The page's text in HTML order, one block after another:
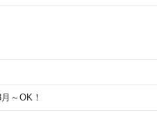
～OK！